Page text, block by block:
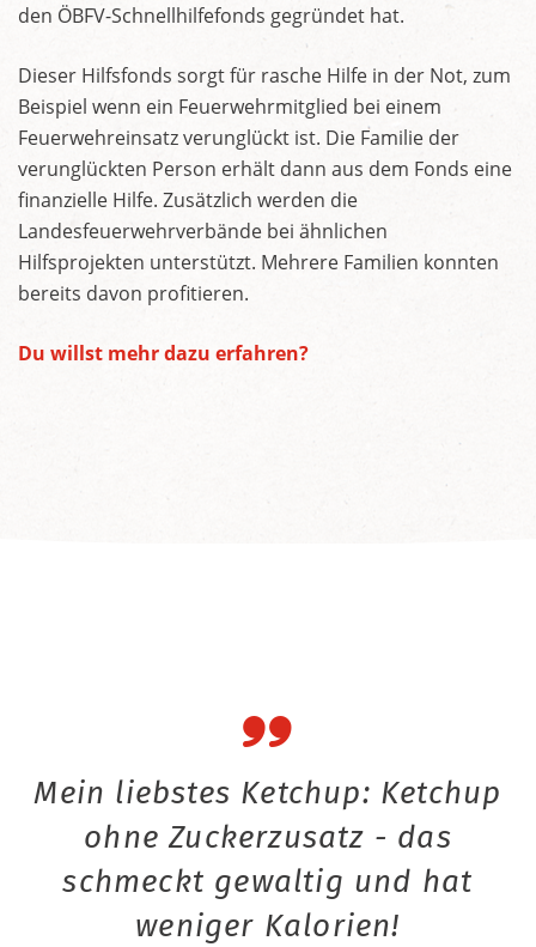
den ÖBFV-Schnellhilfefonds gegründet hat.
Dieser Hilfsfonds sorgt für rasche Hilfe in der Not, zum
Beispiel wenn ein Feuerwehrmitglied bei einem
Feuerwehreinsatz verunglückt ist. Die Familie der
verunglückten Person erhält dann aus dem Fonds eine
finanzielle Hilfe. Zusätzlich werden die
Landesfeuerwehrverbände bei ähnlichen
Hilfsprojekten unterstützt. Mehrere Familien konnten
bereits davon profitieren.
Du willst mehr dazu erfahren?
Mein liebstes Ketchup: Ketchup
ohne Zuckerzusatz - das
schmeckt gewaltig und hat
weniger Kalorien!